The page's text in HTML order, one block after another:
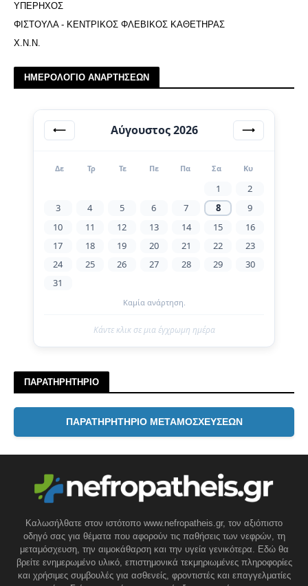
ΥΠΕΡΗΧΟΣ
ΦΙΣΤΟΥΛΑ - ΚΕΝΤΡΙΚΟΣ ΦΛΕΒΙΚΟΣ ΚΑΘΕΤΗΡΑΣ
Χ.Ν.Ν.
ΗΜΕΡΟΛΟΓΙΟ ΑΝΑΡΤΗΣΕΩΝ
⟵ Αύγουστος 2026 ⟶
Δε Τρ Τε Πε Πα Σα Κυ
1
2
3
4 5 6 7 8
9
10
11 12 13 14 15
16
17
18 19 20 21 22
23
24
25 26 27 28 29
30
31
Καμία ανάρτηση.
Κάντε κλικ σε μια έγχρωμη ημέρα
ΠΑΡΑΤΗΡΗΤΗΡΙΟ
ΠΑΡΑΤΗΡΗΤΗΡΙΟ ΜΕΤΑΜΟΣΧΕΥΣΕΩΝ
Καλωσήλθατε στον ιστότοπο www.nefropatheis.gr, τον αξιόπιστο
οδηγό σας για θέματα που αφορούν τις παθήσεις των νεφρών, τη
μεταμόσχευση, την αιμοκάθαρση και την υγεία γενικότερα. Εδώ θα
βρείτε ενημερωμένο υλικό, επιστημονικά τεκμηριωμένες πληροφορίες
και χρήσιμες συμβουλές για ασθενείς, φροντιστές και επαγγελματίες